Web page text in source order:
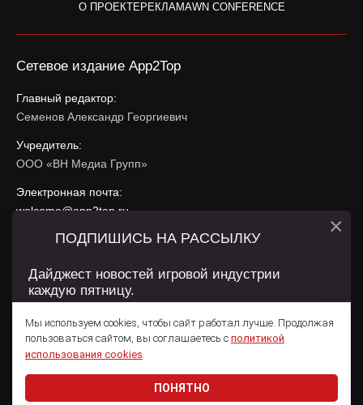
О ПРОЕКТЕРЕКЛАМАWN CONFERENCE
Сетевое издание App2Top
Главный редактор:
Семенов Александр Георгиевич
Учредитель:
ООО «ВН Медиа Групп»
Электронная почта:
welcome@app2top.ru
При использовании материалов активная ссылка на
Сайт использует IP адреса, cookie, данные геолокации
использования содержатся вПолитике конфиденциальностии
Пользовательском соглашении .
© 2011 — 2026 App2Top 16+
Мы используем cookies, чтобы сайт работал лучше. Продолжая
пользоваться сайтом, вы соглашаетесь с политикой
использования cookies.
ПОНЯТНО
ПОДПИШИСЬ НА РАССЫЛКУ
Дайджест новостей игровой индустрии
каждую пятницу.
Даю согласие на обработкуперсональных данных
×